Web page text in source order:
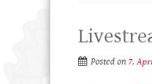
Posted on 7.